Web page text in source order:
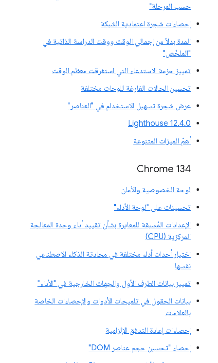
حسب المرحلة"
إحصاءات شجرة اعتمادية الشبكة
المدة بدلاً من إجمالي الوقت ووقت الدراسة الذاتية في
"الملخّص"
تمييز حزمة الاستدعاء التي استغرقت معظم الوقت
تحسين الحالات الفارغة للوحات مختلفة
عرض شجرة تسهيل الاستخدام في "العناصر"
‫Lighthouse 12.4.0
أهمّ الميزات المتنوعة
‫Chrome 134
لوحة الخصوصية والأمان
تحسينات على "لوحة الأداء"
الإعدادات المُسبقة للمعايرة بشأن تقييد أداء وحدة المعالجة
المركزية (CPU)
اختيار أحداث أداء مختلفة في محادثة الذكاء الاصطناعي
نفسها
تمييز بيانات الطرف الأول والجهات الخارجية في "الأداء"
بيانات الحقول في تلميحات الأدوات والإحصاءات الخاصة
بالعلامات
إحصاءات إعادة التدفق الإلزامية
إحصاء "تحسين حجم عناصر DOM"